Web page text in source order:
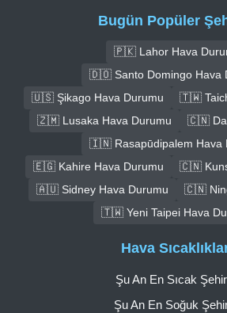
Bugün Popüler
🇵🇰 Lahor Hava
🇩🇴 Santo Domingo Hava
🇺🇸 Şikago Hava Durumu
🇹🇼
🇿🇲 Lusaka Hava Durumu
🇨🇳
🇮🇳 Rasapūdipalem Hava
🇪🇬 Kahire Hava Durumu
🇨🇳
🇦🇺 Sidney Hava Durumu
🇨🇳
🇹🇼 Yeni Taipei Hava
Hava
Şu An En Sıcak
Şu An En Soğuk